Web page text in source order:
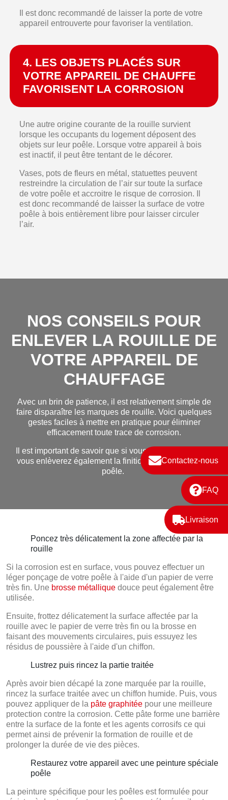
Contactez-nous
FAQ
Livraison
Il est donc recommandé de laisser la porte de votre
appareil entrouverte pour favoriser la ventilation.
4. LES OBJETS PLACÉS SUR
VOTRE APPAREIL DE CHAUFFE
FAVORISENT LA CORROSION
Une autre origine courante de la rouille survient
lorsque les occupants du logement déposent des
objets sur leur poêle. Lorsque votre appareil à bois
est inactif, il peut être tentant de le décorer.
Vases, pots de fleurs en métal, statuettes peuvent
restreindre la circulation de l’air sur toute la surface
de votre poêle et accroitre le risque de corrosion. Il
est donc recommandé de laisser la surface de votre
poêle à bois entièrement libre pour laisser circuler
l’air.
NOS CONSEILS POUR
ENLEVER LA ROUILLE DE
VOTRE APPAREIL DE
CHAUFFAGE
Avec un brin de patience, il est relativement simple de
faire disparaître les marques de rouille. Voici quelques
gestes faciles à mettre en pratique pour éliminer
efficacement toute trace de corrosion.
Il est important de savoir que si vous enlevez la rouille,
vous enlèverez également la finition d’origine de votre
poêle.
Poncez très délicatement la zone affectée par la
rouille
Si la corrosion est en surface, vous pouvez effectuer un
léger ponçage de votre poêle à l'aide d'un papier de verre
très fin. Une brosse métallique douce peut également être
utilisée.
Ensuite, frottez délicatement la surface affectée par la
rouille avec le papier de verre très fin ou la brosse en
faisant des mouvements circulaires, puis essuyez les
résidus de poussière à l'aide d'un chiffon.
Lustrez puis rincez la partie traitée
Après avoir bien décapé la zone marquée par la rouille,
rincez la surface traitée avec un chiffon humide. Puis, vous
pouvez appliquer de la pâte graphitée pour une meilleure
protection contre la corrosion. Cette pâte forme une barrière
entre la surface de la fonte et les agents corrosifs ce qui
permet ainsi de prévenir la formation de rouille et de
prolonger la durée de vie des pièces.
Restaurez votre appareil avec une peinture spéciale
poêle
La peinture spécifique pour les poêles est formulée pour